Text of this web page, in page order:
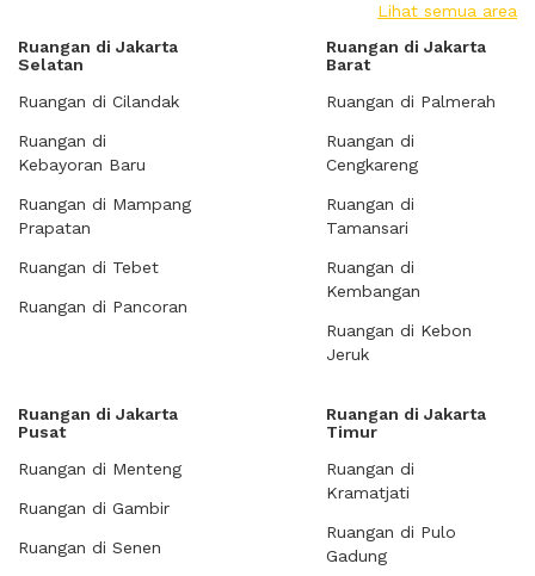
Lihat semua area
Ruangan di Jakarta
Selatan
Ruangan di Cilandak
Ruangan di
Kebayoran Baru
Ruangan di Mampang
Prapatan
Ruangan di Tebet
Ruangan di Pancoran
Ruangan di Jakarta
Barat
Ruangan di Palmerah
Ruangan di
Cengkareng
Ruangan di
Tamansari
Ruangan di
Kembangan
Ruangan di Kebon
Jeruk
Ruangan di Jakarta
Pusat
Ruangan di Menteng
Ruangan di Gambir
Ruangan di Senen
Ruangan di Jakarta
Timur
Ruangan di
Kramatjati
Ruangan di Pulo
Gadung